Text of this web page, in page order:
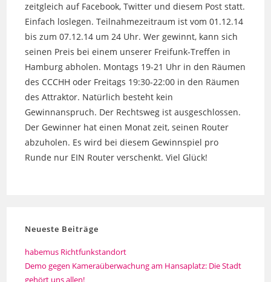
zeitgleich auf Facebook, Twitter und diesem Post statt.
Einfach loslegen. Teilnahmezeitraum ist vom 01.12.14
bis zum 07.12.14 um 24 Uhr. Wer gewinnt, kann sich
seinen Preis bei einem unserer Freifunk-Treffen in
Hamburg abholen. Montags 19-21 Uhr in den Räumen
des CCCHH oder Freitags 19:30-22:00 in den Räumen
des Attraktor. Natürlich besteht kein
Gewinnanspruch. Der Rechtsweg ist ausgeschlossen.
Der Gewinner hat einen Monat zeit, seinen Router
abzuholen. Es wird bei diesem Gewinnspiel pro
Runde nur EIN Router verschenkt. Viel Glück!
Neueste Beiträge
habemus Richtfunkstandort
Demo gegen Kameraüberwachung am Hansaplatz: Die Stadt
gehört uns allen!